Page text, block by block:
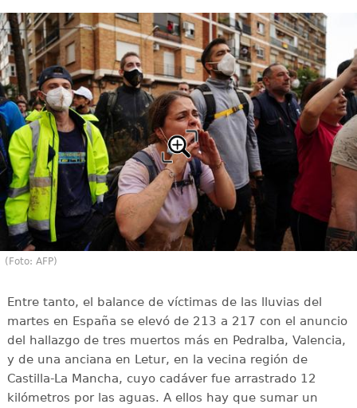
(Foto: AFP)
Entre tanto, el balance de víctimas de las lluvias del
martes en España se elevó de 213 a 217 con el anuncio
del hallazgo de tres muertos más en Pedralba, Valencia,
y de una anciana en Letur, en la vecina región de
Castilla-La Mancha, cuyo cadáver fue arrastrado 12
kilómetros por las aguas. A ellos hay que sumar un